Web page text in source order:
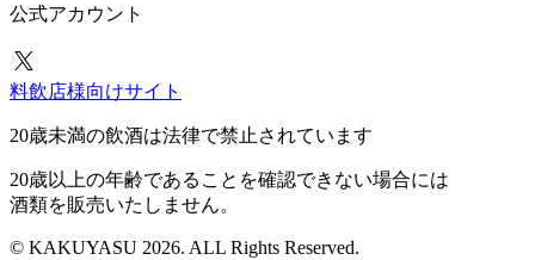
公式アカウント
料飲店様向けサイト
20歳未満の飲酒は法律で禁止されています
20歳以上の年齢であることを確認できない場合には
酒類を販売いたしません。
© KAKUYASU 2026. ALL Rights Reserved.